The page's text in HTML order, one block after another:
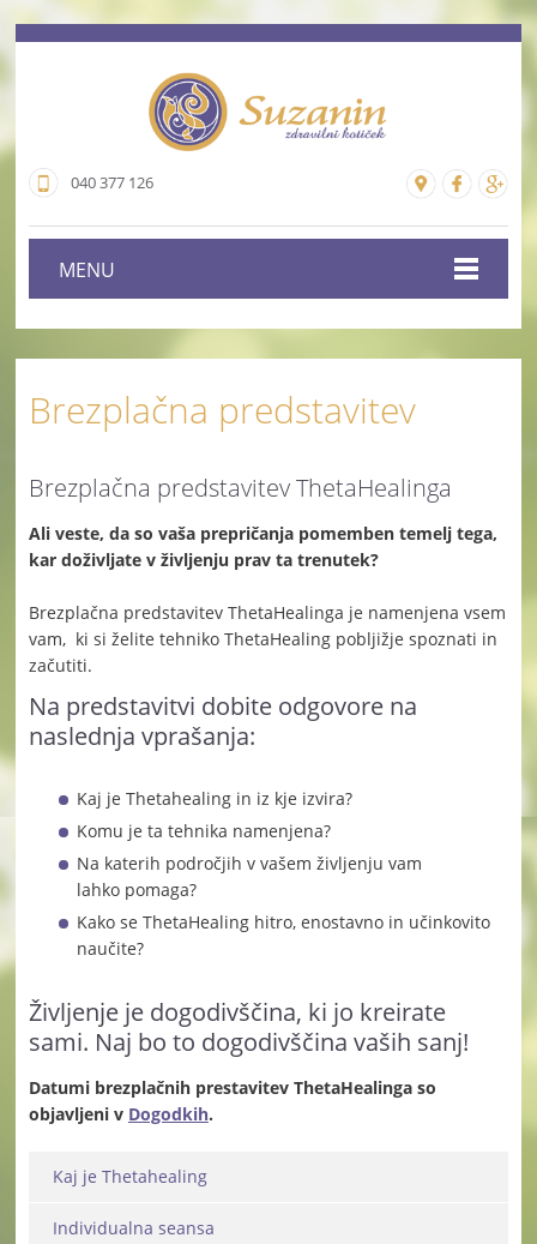
040 377 126
MENU
Brezplačna predstavitev
Brezplačna predstavitev ThetaHealinga
Ali veste, da so vaša prepričanja pomemben temelj tega,
kar doživljate v življenju prav ta trenutek?
Brezplačna predstavitev ThetaHealinga je namenjena vsem
vam, ki si želite tehniko ThetaHealing pobljižje spoznati in
začutiti.
Na predstavitvi dobite odgovore na
naslednja vprašanja:
Kaj je Thetahealing in iz kje izvira?
Komu je ta tehnika namenjena?
Na katerih področjih v vašem življenju vam
lahko pomaga?
Kako se ThetaHealing hitro, enostavno in učinkovito
naučite?
Življenje je dogodivščina, ki jo kreirate
sami. Naj bo to dogodivščina vaših sanj!
Datumi brezplačnih prestavitev ThetaHealinga so
objavljeni v Dogodkih.
Kaj je Thetahealing
Individualna seansa